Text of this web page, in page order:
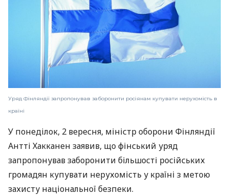
Уряд Фінляндії запропонував заборонити росіянам купувати нерухомість в
країні
У понеділок, 2 вересня, міністр оборони Фінляндії
Антті Хакканен заявив, що фінський уряд
запропонував заборонити більшості російських
громадян купувати нерухомість у країні з метою
захисту національної безпеки.